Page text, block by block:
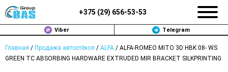
+375 (29) 656-53-53
Viber Telegram
Главная / Продажа автостёкол / ALFA / ALFA-ROMEO MITO 3D HBK 08- WS
GREEN TC ABSORBING HARDWARE EXTRUDED MIR BRACKET SILKPRINTING
ЗАМЕНА АВТОСТЕКОЛ В МИНСКЕ